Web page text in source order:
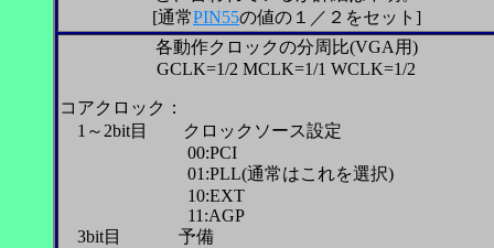
[通常PIN55の値の１／２をセット]
各動作クロックの分周比(VGA用)
GCLK=1/2 MCLK=1/1 WCLK=1/2
コアクロック：
1～2bit目 クロックソース設定
00:PCI
01:PLL(通常はこれを選択)
10:EXT
11:AGP
3bit目 予備